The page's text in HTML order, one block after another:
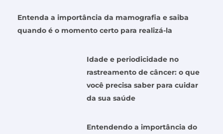
Entenda a importância da mamografia e saiba
quando é o momento certo para realizá-la
Idade e periodicidade no
rastreamento de câncer: o que
você precisa saber para cuidar
da sua saúde
Entendendo a importância do